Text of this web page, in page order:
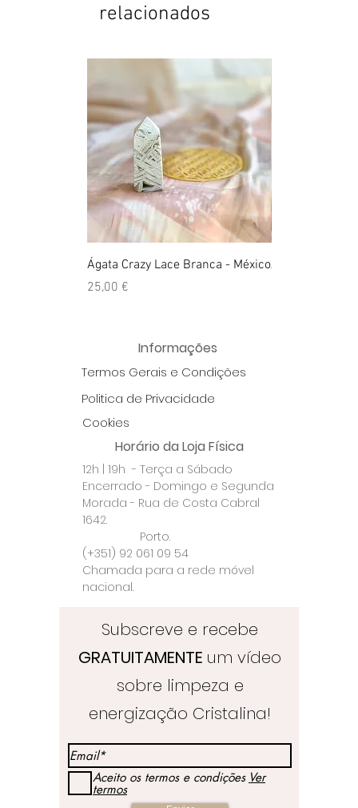
relacionados
Ágata Crazy Lace Branca - México
Preço
25,00 €
Anel Golden
Informações
Termos Gerais e Condições
Politica de Privacidade
Cookies
Horário da Loja Física
12h | 19h - Terça a Sábado
Encerrado - Domingo e Segunda
Morada - Rua de Costa Cabral
1642.
Porto.
(+351) 92 061 09 54
Chamada para a rede móvel
nacional.
Subscreve e recebe
GRATUITAMENTE um vídeo
sobre limpeza e
energização Cristalina!
Aceito os termos e condições Ver
termos